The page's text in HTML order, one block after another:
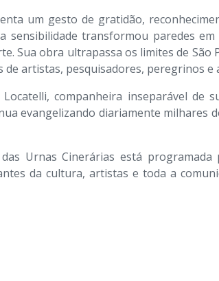
um gesto de gratidão,
transformou paredes em
Sua obra ultrapassa os limites de
artistas, pesquisadores, peregrinos e
companheira inseparável de
evangelizando diariamente milhares
Urnas Cinerárias está
da cultura, artistas e toda a